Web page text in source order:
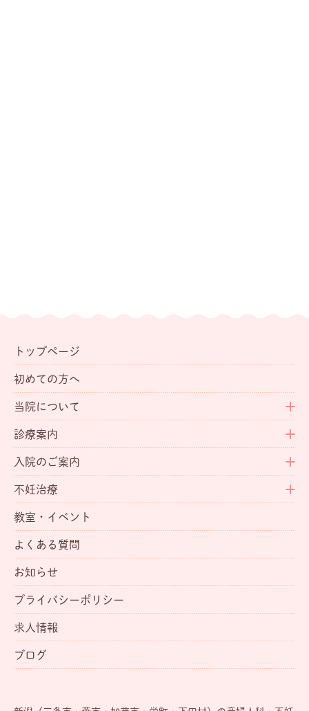
トップページ
初めての方へ
当院について
診療案内
入院のご案内
不妊治療
教室・イベント
よくある質問
お知らせ
プライバシーポリシー
求人情報
ブログ